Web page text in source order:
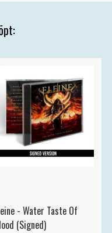
- Water Taste Of
(Signed)